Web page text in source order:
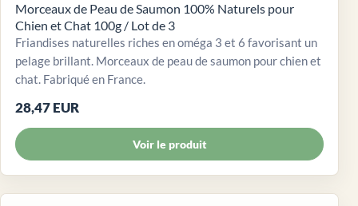
Morceaux de Peau de Saumon 100% Naturels pour
Chien et Chat 100g / Lot de 3
Friandises naturelles riches en oméga 3 et 6 favorisant un
pelage brillant. Morceaux de peau de saumon pour chien et
chat. Fabriqué en France.
28,47 EUR
Voir le produit